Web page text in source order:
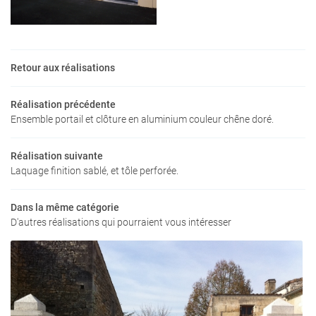
MENUISERIE
En cochant cette case, vous consentez à recevoir nos propositions commerciales à
l'adresse email indiqué ci-dessus. Vous pouvez vous désinscrire à tout moment en
INSCRIPTION
Retour aux réalisations
Réalisation précédente
Ensemble portail et clôture en aluminium couleur chêne doré.
Réalisation suivante
Laquage finition sablé, et tôle perforée.
Dans la même catégorie
D'autres réalisations qui pourraient vous intéresser